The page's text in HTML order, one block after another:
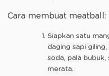
Cara membuat meatball:
Siapkan satu
daging sapi
soda, pala bubuk,
merata.